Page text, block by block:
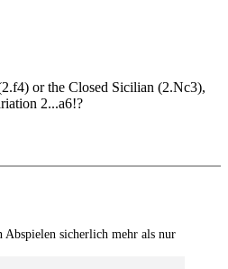
or the Closed Sicilian (2.Nc3),
2...a6!?
Abspielen sicherlich mehr als nur